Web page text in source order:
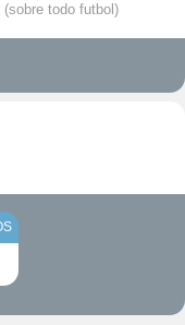
todo futbol)